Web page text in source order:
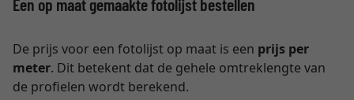
De prijs voor een fotolijst op maat is een prijs per
meter. Dit betekent dat de gehele omtreklengte van
de profielen wordt berekend.